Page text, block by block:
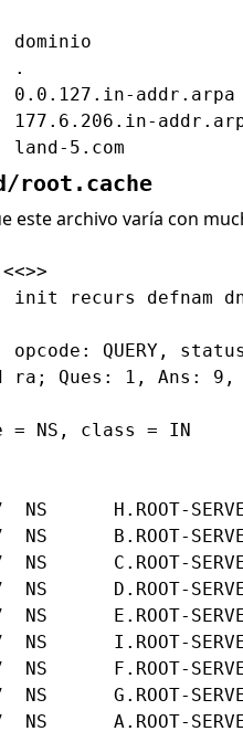
.
root.cache
este archivo varía con
recurs defnam
opcode: QUERY,
Ques: 1, Ans: 9,
NS, class = IN
H.ROOT-
B.ROOT-
C.ROOT-
D.ROOT-
E.ROOT-
I.ROOT-
F.ROOT-
G.ROOT-
A.ROOT-